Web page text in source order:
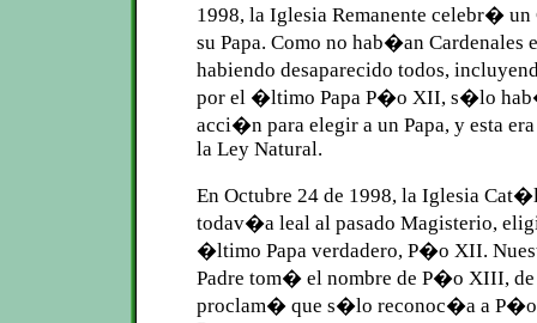
1998, la Iglesia Remanente celebr�
su Papa. Como no hab�an Cardenales
habiendo desaparecido todos,
por el �ltimo Papa P�o XII, s�lo
acci�n para elegir a un Papa, y esta
la Ley Natural.
En Octubre 24 de 1998, la Iglesia
todav�a leal al pasado Magisterio,
�ltimo Papa verdadero, P�o XII.
Padre tom� el nombre de P�o XIII, de
proclam� que s�lo reconoc�a a